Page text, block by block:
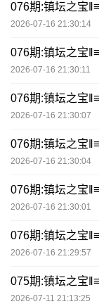
076期:镇坛之宝
2026-07-16 21:30:14
076期:镇坛之宝
2026-07-16 21:30:11
076期:镇坛之宝
2026-07-16 21:30:07
076期:镇坛之宝
2026-07-16 21:30:04
076期:镇坛之宝
2026-07-16 21:30:01
076期:镇坛之宝
2026-07-16 21:29:57
075期:镇坛之宝
2026-07-11 21:13:25